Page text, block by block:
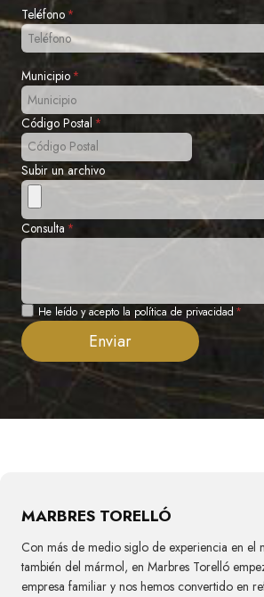
Teléfono*
Municipio*
Código Postal *
Subir un archivo
Consulta *
Privacidad
He leído y acepto la política de privacidad *
Enviar
MARBRES TORELLÓ
Con más de medio siglo de experiencia en el
también del mármol, en Marbres Torelló
empresa familiar y nos hemos convertido en